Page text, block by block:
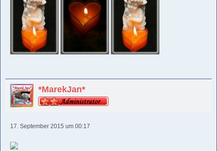
*MarekJan*
17. September 2015 um 00:17